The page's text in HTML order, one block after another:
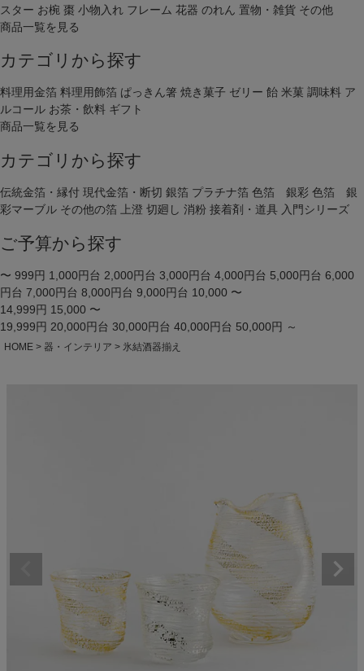
スター お椀 棗 小物入れ フレーム 花器 のれん 置物・雑貨 その他
商品一覧を見る
カテゴリから探す
料理用金箔 料理用飾箔 ぱっきん箸 焼き菓子 ゼリー 飴 米菓 調味料 ア
ルコール お茶・飲料 ギフト
商品一覧を見る
カテゴリから探す
伝統金箔・縁付 現代金箔・断切 銀箔 プラチナ箔 色箔 銀彩 色箔 銀
彩マーブル その他の箔 上澄 切廻し 消粉 接着剤・道具 入門シリーズ
ご予算から探す
〜 999円 1,000円台 2,000円台 3,000円台 4,000円台 5,000円台 6,000
円台 7,000円台 8,000円台 9,000円台 10,000 〜
14,999円 15,000 〜
19,999円 20,000円台 30,000円台 40,000円台 50,000円 ～
HOME 器・インテリア 氷結酒器揃え